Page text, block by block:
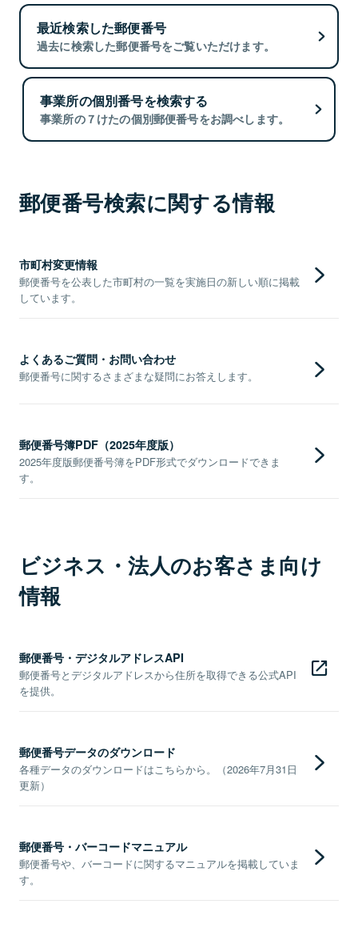
最近検索した郵便番号
過去に検索した郵便番号をご覧いただけます。
事業所の個別番号を検索する
事業所の７けたの個別郵便番号をお調べします。
郵便番号検索に関する情報
市町村変更情報
郵便番号を公表した市町村の一覧を実施日の新しい順に掲載
しています。
よくあるご質問・お問い合わせ
郵便番号に関するさまざまな疑問にお答えします。
郵便番号簿PDF（2025年度版）
2025年度版郵便番号簿をPDF形式でダウンロードできま
す。
ビジネス・法人のお客さま向け
情報
郵便番号・デジタルアドレスAPI
郵便番号とデジタルアドレスから住所を取得できる公式API
を提供。
郵便番号データのダウンロード
各種データのダウンロードはこちらから。（2026年7月31日
更新）
郵便番号・バーコードマニュアル
郵便番号や、バーコードに関するマニュアルを掲載していま
す。